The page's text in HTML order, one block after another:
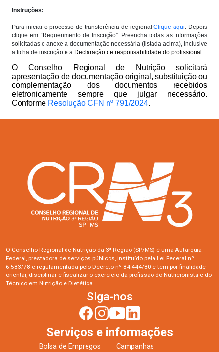
Instruções:
Para iniciar o processo de transferência de regionalClique aqui. Depois
clique em “Requerimento de Inscrição”. Preencha todas as informações
solicitadas e anexe a documentação necessária (listada acima), inclusive
a ficha de inscrição e a Declaração de responsabilidade do profissional.
O Conselho Regional de Nutrição solicitará
apresentação de documentação original, substituição ou
complementação dos documentos recebidos
eletronicamente sempre que julgar necessário.
Conforme Resolução CFN nº 791/2024.
O Conselho Regional de Nutrição da 3ª Região (SP/MS) é uma Autarquia
Federal, prestadora de serviços públicos, instituído pela Lei Federal nº
6.583/78 e regulamentada pelo Decreto nº 84.444/80 e tem por finalidade
orientar, disciplinar e fiscalizar o exercício da profissão do Nutricionista e do
Técnico em Nutrição e Dietética.
Siga-nos
Serviços e informações
Bolsa de Empregos
Campanhas